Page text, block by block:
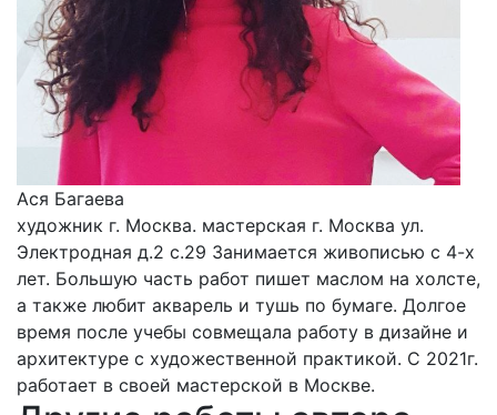
Ася Багаева
художник г. Москва. мастерская г. Москва ул.
Электродная д.2 с.29 Занимается живописью с 4-х
лет. Большую часть работ пишет маслом на холсте,
а также любит акварель и тушь по бумаге. Долгое
время после учебы совмещала работу в дизайне и
архитектуре с художественной практикой. С 2021г.
работает в своей мастерской в Москве.